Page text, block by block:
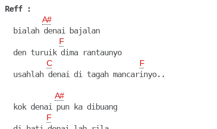
Reff :
A#
  bialah denai bajalan
F
  den turuik dima rantaunyo
C F
  usahlah denai di tagah mancarinyo..
A#
  kok denai pun ka dibuang
F